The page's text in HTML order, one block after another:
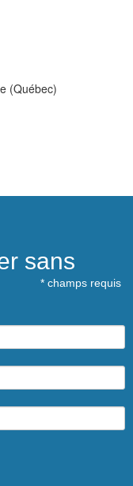
(Québec)
sans
* champs requis